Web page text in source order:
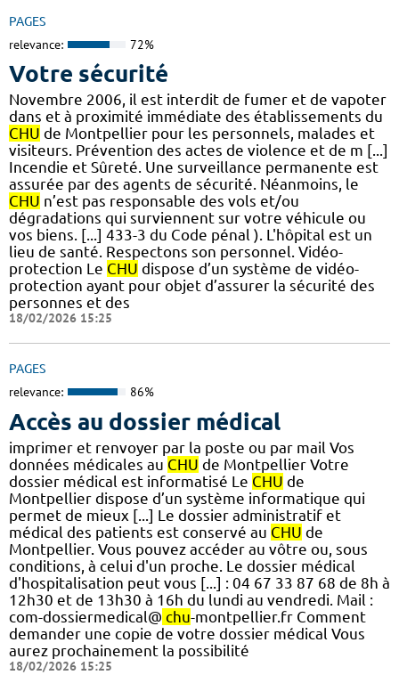
PAGES
relevance: 72%
Votre sécurité
Novembre 2006, il est interdit de fumer et de vapoter
dans et à proximité immédiate des établissements du
CHU de Montpellier pour les personnels, malades et
visiteurs. Prévention des actes de violence et de m [...]
Incendie et Sûreté. Une surveillance permanente est
assurée par des agents de sécurité. Néanmoins, le
CHU n’est pas responsable des vols et/ou
dégradations qui surviennent sur votre véhicule ou
vos biens. [...] 433-3 du Code pénal ). L'hôpital est un
lieu de santé. Respectons son personnel. Vidéo-
protection Le CHU dispose d’un système de vidéo-
protection ayant pour objet d’assurer la sécurité des
personnes et des
18/02/2026 15:25
PAGES
relevance: 86%
Accès au dossier médical
imprimer et renvoyer par la poste ou par mail Vos
données médicales au CHU de Montpellier Votre
dossier médical est informatisé Le CHU de
Montpellier dispose d’un système informatique qui
permet de mieux [...] Le dossier administratif et
médical des patients est conservé au CHU de
Montpellier. Vous pouvez accéder au vôtre ou, sous
conditions, à celui d'un proche. Le dossier médical
d'hospitalisation peut vous [...] : 04 67 33 87 68 de 8h à
12h30 et de 13h30 à 16h du lundi au vendredi. Mail :
com-dossiermedical@ chu-montpellier.fr Comment
demander une copie de votre dossier médical Vous
aurez prochainement la possibilité
18/02/2026 15:25